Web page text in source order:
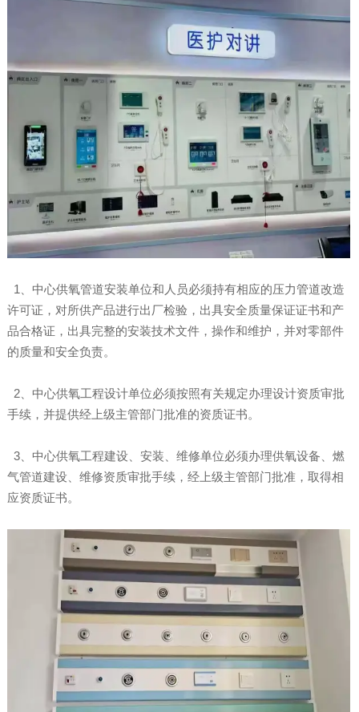
1、中心供氧管道安装单位和人员必须持有相应的压力管道改造
许可证，对所供产品进行出厂检验，出具安全质量保证证书和产
品合格证，出具完整的安装技术文件，操作和维护，并对零部件
的质量和安全负责。
2、中心供氧工程设计单位必须按照有关规定办理设计资质审批
手续，并提供经上级主管部门批准的资质证书。
3、中心供氧工程建设、安装、维修单位必须办理供氧设备、燃
气管道建设、维修资质审批手续，经上级主管部门批准，取得相
应资质证书。